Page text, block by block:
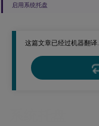
这篇文章已经过机器翻译.
启用系统托盘